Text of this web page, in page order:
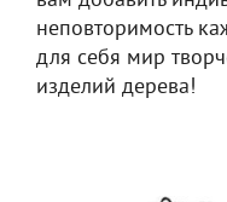
неповторимость
для себя мир
изделий дерева!